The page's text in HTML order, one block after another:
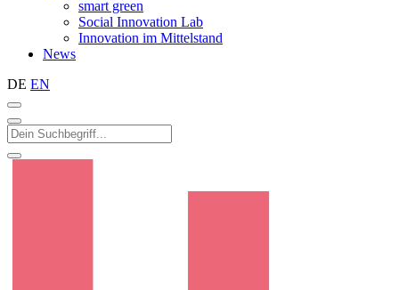
smart green
Social Innovation Lab
Innovation im Mittelstand
News
DE EN